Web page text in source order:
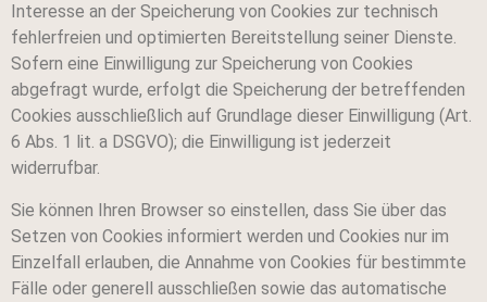
Interesse an der Speicherung von Cookies zur technisch
fehlerfreien und optimierten Bereitstellung seiner Dienste.
Sofern eine Einwilligung zur Speicherung von Cookies
abgefragt wurde, erfolgt die Speicherung der betreffenden
Cookies ausschließlich auf Grundlage dieser Einwilligung (Art.
6 Abs. 1 lit. a DSGVO); die Einwilligung ist jederzeit
widerrufbar.
Sie können Ihren Browser so einstellen, dass Sie über das
Setzen von Cookies informiert werden und Cookies nur im
Einzelfall erlauben, die Annahme von Cookies für bestimmte
Fälle oder generell ausschließen sowie das automatische